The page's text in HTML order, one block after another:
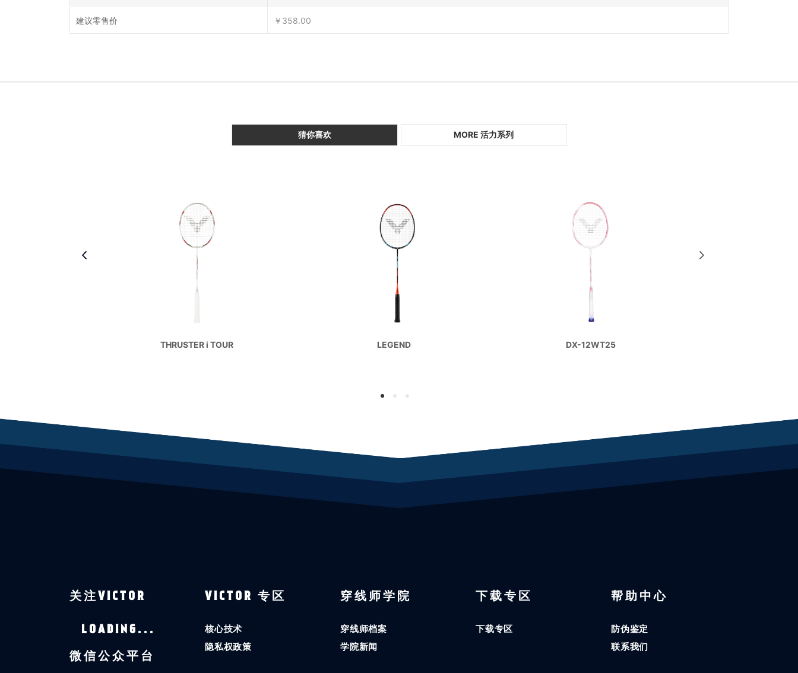
建议零售价 ￥358.00
猜你喜欢 MORE 活力系列
THRUSTER i TOUR LEGEND DX-12WT25
1 2
关注VICTOR
LOADING...
微信公众平台
VICTOR 专区
核心技术
隐私权政策
穿线师学院
穿线师档案
学院新闻
下载专区
下载专区
帮助中心
防伪鉴定
联系我们